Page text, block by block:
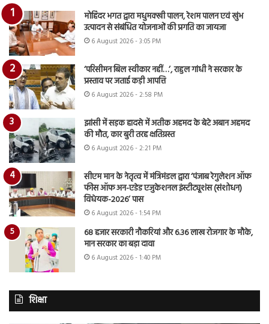
मोहिंदर भगत द्वारा मधुमक्खी पालन, रेशम पालन एवं खुंभ
उत्पादन से संबंधित योजनाओं की प्रगति का जायजा
6 August 2026 - 3:05 PM
‘परिसीमन बिल स्वीकार नहीं…’, राहुल गांधी ने सरकार के
प्रस्ताव पर जताई कड़ी आपत्ति
6 August 2026 - 2:58 PM
झांसी में सड़क हादसे में अतीक अहमद के बेटे अबान अहमद
की मौत, कार बुरी तरह क्षतिग्रस्त
6 August 2026 - 2:21 PM
सीएम मान के नेतृत्व में मंत्रिमंडल द्वारा ‘पंजाब रेगुलेशन ऑफ
फीस ऑफ अन-एडेड एजुकेशनल इंस्टीट्यूशंस (संशोधन)
विधेयक-2026’ पास
6 August 2026 - 1:54 PM
68 हजार सरकारी नौकरियां और 6.36 लाख रोजगार के मौके,
मान सरकार का बड़ा दावा
6 August 2026 - 1:40 PM
शिक्षा